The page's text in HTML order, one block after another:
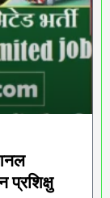
प्रशिक्षु